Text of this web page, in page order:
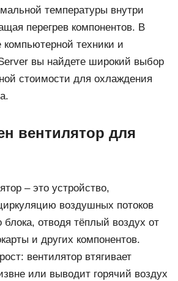
температуры внутри
перегрев компонентов. В
компьютерной техники и
вы найдете широкий выбор
стоимости для охлаждения
вентилятор для
– это устройство,
воздушных потоков
блока, отводя тёплый воздух от
и других компонентов.
вентилятор втягивает
или выводит горячий воздух